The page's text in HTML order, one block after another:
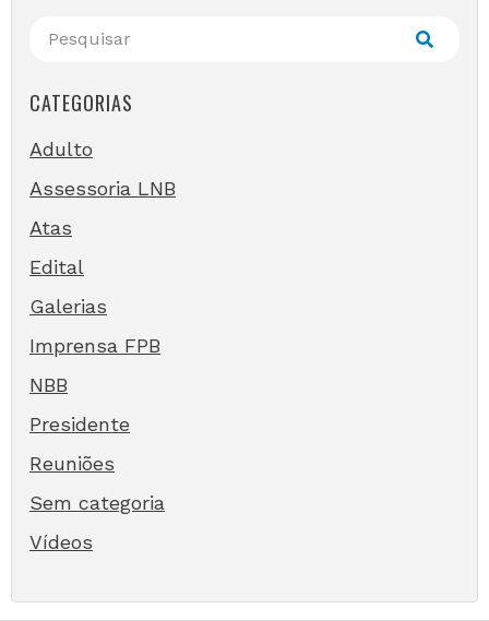
CATEGORIAS
Adulto
Assessoria LNB
Atas
Edital
Galerias
Imprensa FPB
NBB
Presidente
Reuniões
Sem categoria
Vídeos